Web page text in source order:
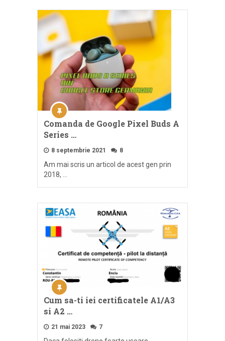
Comanda de Google Pixel Buds A
Series …
8 septembrie 2021 8
Am mai scris un articol de acest gen prin
2018, …
Cum sa-ti iei certificatele A1/A3
si A2 …
21 mai 2023 7